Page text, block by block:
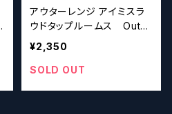
アウターレンジ アイミスラ
ウドタップルームス Outer
Range I Miss Loud Tapr
ooms 【クラフトビール】
¥2,350
SOLD OUT